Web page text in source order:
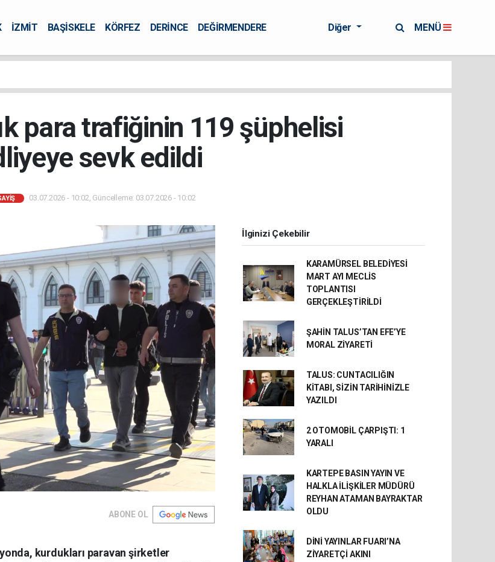
İZMİT BAŞİSKELE KÖRFEZ DERİNCE
DEĞİRMENDERE
Diğer MENÜ
para trafiğinin 119 şüphelisi
sevk edildi
03.07.2026 - 10:02, Güncelleme: 03.07.2026 - 10:02
ABONE OL
kurdukları paravan şirketler
İlginizi Çekebilir
KARAMÜRSEL BELEDİYESİ
MART AYI MECLİS
TOPLANTISI
GERÇEKLEŞTİRİLDİ
ŞAHİN TALUS’TAN EFE’YE
MORAL ZİYARETİ
TALUS: CUNTACILIĞIN
KİTABI, SİZİN TARİHİNİZLE
YAZILDI
2 OTOMOBİL ÇARPIŞTI: 1
YARALI
KARTEPE BASIN YAYIN VE
HALKLA İLİŞKİLER MÜDÜRÜ
REYHAN ATAMAN BAYRAKTAR
OLDU
DİNİ YAYINLAR FUARI’NA
ZİYARETÇİ AKINI